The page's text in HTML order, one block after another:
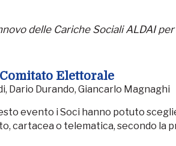
delle Cariche Sociali ALDAI
Elettorale
Dario Durando, Giancarlo Magnaghi
evento i Soci hanno potuto
cartacea o telematica, secondo la